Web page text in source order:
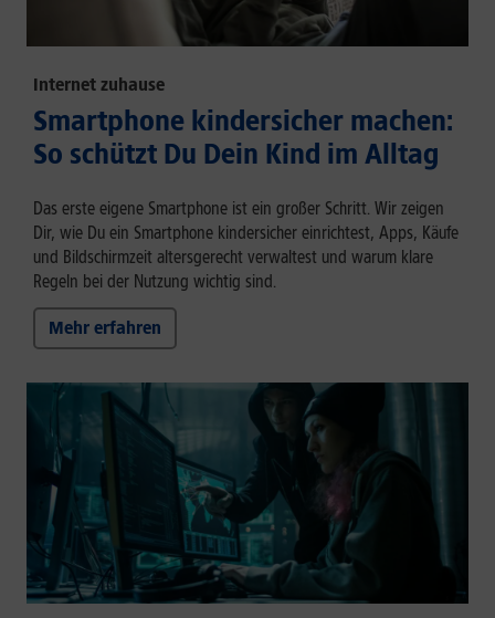
Internet zuhause
Smartphone kindersicher machen:
So schützt Du Dein Kind im Alltag
Das erste eigene Smartphone ist ein großer Schritt. Wir zeigen
Dir, wie Du ein Smartphone kindersicher einrichtest, Apps, Käufe
und Bildschirmzeit altersgerecht verwaltest und warum klare
Regeln bei der Nutzung wichtig sind.
Mehr erfahren